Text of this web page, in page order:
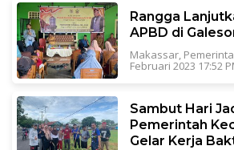
Rangga
APBD di
Makassar,
Februari 2023 17:52
Sambut Hari
Pemerintah
Gelar Kerja